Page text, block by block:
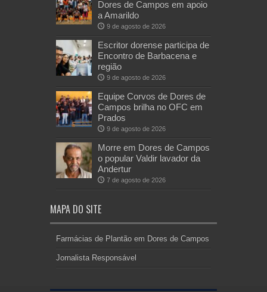
Dores de Campos em apoio
a Amarildo
9 de agosto de 2026
Escritor dorense participa de
Encontro de Barbacena e
região
9 de agosto de 2026
Equipe Corvos de Dores de
Campos brilha no OFC em
Prados
9 de agosto de 2026
Morre em Dores de Campos
o popular Valdir lavador da
Andertur
7 de agosto de 2026
MAPA DO SITE
Farmácias de Plantão em Dores de Campos
Jornalista Responsável